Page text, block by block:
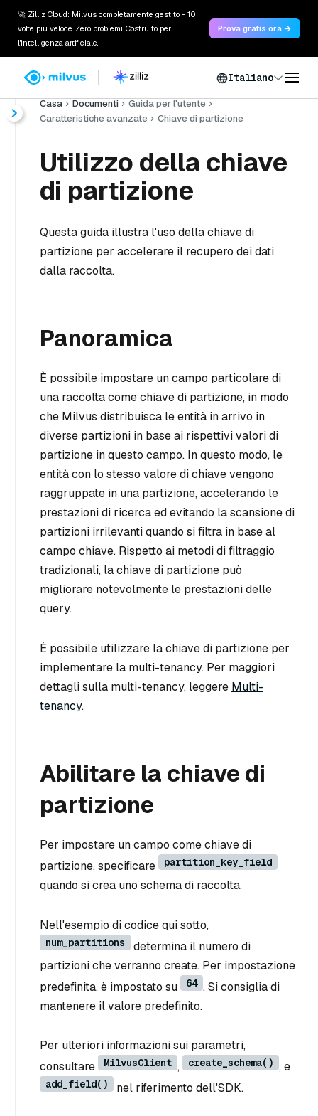
🚀 Zilliz Cloud: Milvus completamente gestito - 10
volte più veloce. Zero problemi. Costruito per
l'intelligenza artificiale.
Prova gratis ora →
Italiano
Casa Documenti
Guida per l'utente
Caratteristiche avanzate
Chiave di partizione
Utilizzo della chiave
di partizione
Questa guida illustra l'uso della chiave di
partizione per accelerare il recupero dei dati
dalla raccolta.
Panoramica
È possibile impostare un campo particolare di
una raccolta come chiave di partizione, in modo
che Milvus distribuisca le entità in arrivo in
diverse partizioni in base ai rispettivi valori di
partizione in questo campo. In questo modo, le
entità con lo stesso valore di chiave vengono
raggruppate in una partizione, accelerando le
prestazioni di ricerca ed evitando la scansione di
partizioni irrilevanti quando si filtra in base al
campo chiave. Rispetto ai metodi di filtraggio
tradizionali, la chiave di partizione può
migliorare notevolmente le prestazioni delle
query.
È possibile utilizzare la chiave di partizione per
implementare la multi-tenancy. Per maggiori
dettagli sulla multi-tenancy, leggere Multi-
tenancy.
Abilitare la chiave di
partizione
Per impostare un campo come chiave di
partizione, specificare
partition_key_field
quando si crea uno schema di raccolta.
Nell'esempio di codice qui sotto,
num_partitions
determina il numero di
partizioni che verranno create. Per impostazione
predefinita, è impostato su
64 . Si consiglia di
mantenere il valore predefinito.
Per ulteriori informazioni sui parametri,
consultare
MilvusClient , create_schema() , e
add_field() nel riferimento dell'SDK.